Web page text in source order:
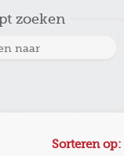
zoeken
Sorteren op: